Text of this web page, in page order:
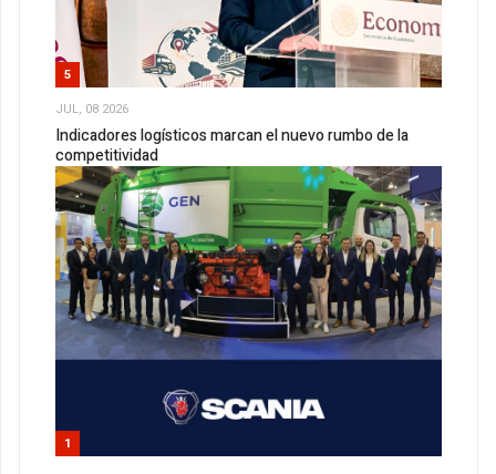
5
JUL, 08 2026
Indicadores logísticos marcan el nuevo rumbo de la
competitividad
1